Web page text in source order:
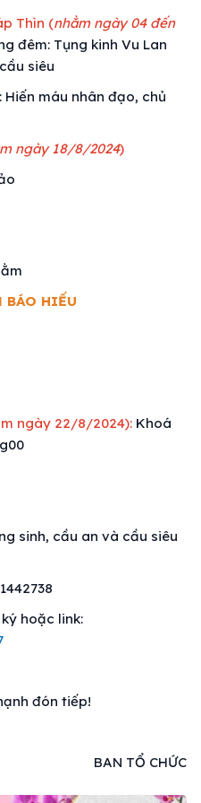
Thìn (nhằm ngày 04 đến
đêm: Tụng kinh Vu Lan
siêu
: Hiến máu nhân đạo, chủ
ngày 18/8/2024)
HIẾU
ngày 22/8/2024): Khoá
sinh, cầu an và cầu siêu
hoặc link:
đón tiếp!
BAN TỔ CHỨC